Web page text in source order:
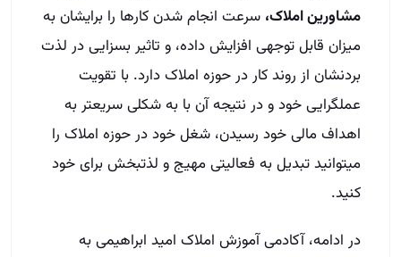
مشاورین املاک، سرعت انجام شدن کارها را برایشان به
میزان قابل توجهی افزایش داده، و تاثیر بسزایی در لذت
بردنشان از روند کار در حوزه املاک دارد. با تقویت
عملگرایی خود و در نتیجه آن با به شکلی سریعتر به
اهداف مالی خود رسیدن، شغل خود در حوزه املاک را
میتوانید تبدیل به فعالیتی مهیج و لذتبخش برای خود
کنید.
در ادامه، آکادمی آموزش املاک امید ابراهیمی به